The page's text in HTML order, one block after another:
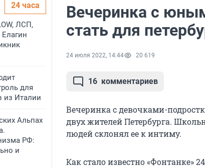
24 часа
ЛСП,
для
из Италии
Альпах
РФ:
и
Вечеринка с
стать для
24 июля 2022, 14:44 20 619
16 комментариев
Вечеринка с девочками-
двух жителей Петербурга.
людей склонял ее к интиму.
Как стало известно «Фонтанке»